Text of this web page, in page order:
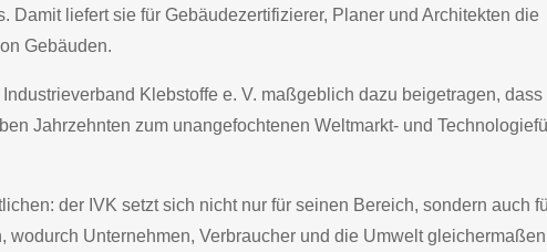
liefert sie für Gebäudezertifizierer, Planer und Architekten die
Gebäuden.
Klebstoffe e. V. maßgeblich dazu beigetragen, dass
Jahrzehnten zum unangefochtenen Weltmarkt- und
der IVK setzt sich nicht nur für seinen Bereich, sondern auch
Unternehmen, Verbraucher und die Umwelt gleichermaßen